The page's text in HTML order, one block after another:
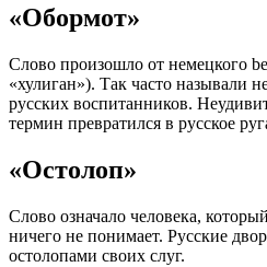
«Обормот»
Слово произошло от немецкого
«хулиган»). Так часто называли
русских воспитанников.
термин превратился в русское
«Остолоп»
Слово означало человека,
ничего не понимает. Русские
остолопами своих слуг.